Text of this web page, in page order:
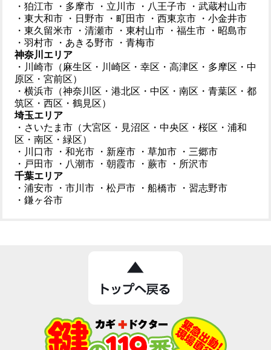
・狛江市
・多摩市 ・立川市 ・八王子市
・武蔵村山市
・東大和市
・日野市 ・町田市 ・西東京市
・小金井市
・東久留米市
・清瀬市 ・東村山市 ・福生市
・昭島市
・羽村市
・あきる野市
・青梅市
神奈川エリア
・川崎市（麻生区・川崎区・幸区・高津区・多摩区・中
原区・宮前区）
・横浜市（神奈川区・港北区・中区・南区・青葉区・都
筑区・西区・鶴見区）
埼玉エリア
・さいたま市（大宮区・見沼区・中央区・桜区・浦和
区・南区・緑区）
・川口市
・和光市 ・新座市 ・草加市
・三郷市
・戸田市
・八潮市 ・朝霞市 ・蕨市
・所沢市
千葉エリア
・浦安市
・市川市 ・松戸市 ・船橋市
・習志野市
・鎌ヶ谷市